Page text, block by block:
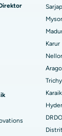
sa
sa
sa Unit-15,
sa Seepat
sa
sa New Delhi
Dibdib
Karur
Trichy
DRDO